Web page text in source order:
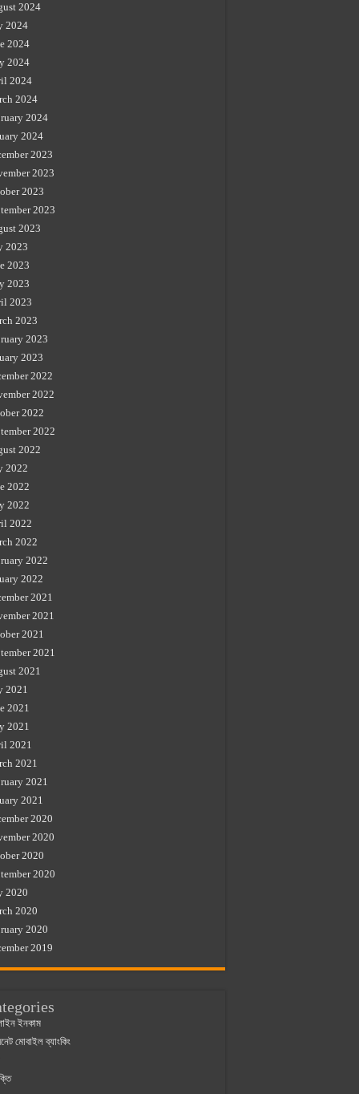
2024
2024
2024
2024
2024
2024
2024
2024
2023
2023
2023
2023
2023
2023
2023
2023
2023
2023
2023
2023
2022
2022
2022
2022
2022
2022
2022
2022
2022
2022
2022
2022
2021
2021
2021
2021
2021
2021
2021
2021
2021
2021
2021
2021
2020
2020
2020
2020
2020
2020
2020
2019
ইনকাম
মোবাইল ব্যাংকিং